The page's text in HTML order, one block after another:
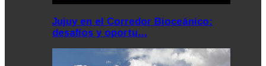
Jujuy en el Corredor Bioceánico:
desafíos y oportu…